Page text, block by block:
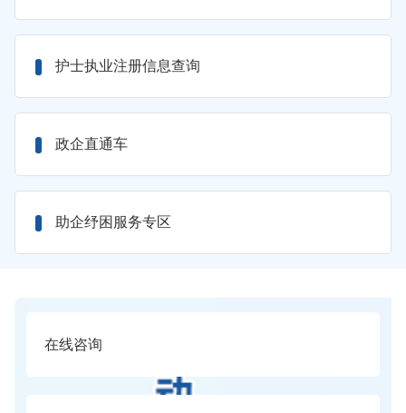
护士执业注册信息查询
政企直通车
助企纾困服务专区
在线咨询